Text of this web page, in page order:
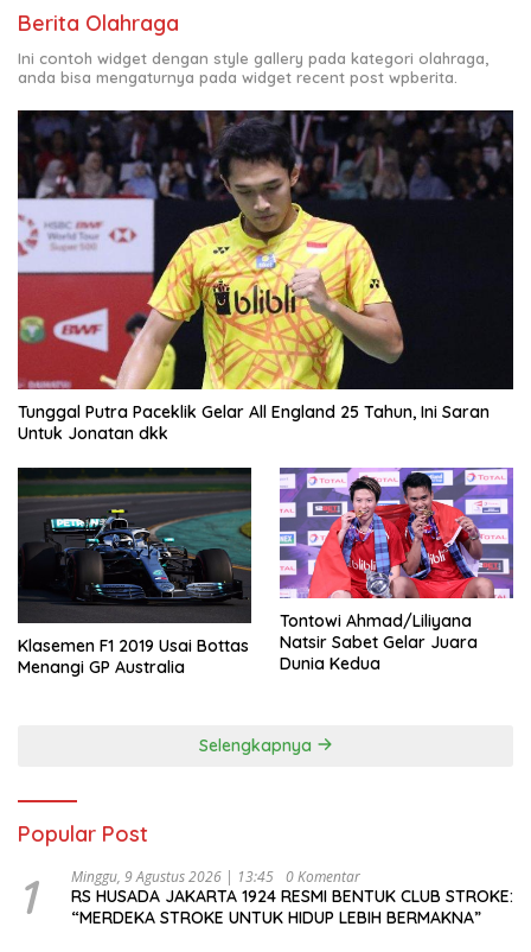
Berita Olahraga
Ini contoh widget dengan style gallery pada kategori olahraga,
anda bisa mengaturnya pada widget recent post wpberita.
Tunggal Putra Paceklik Gelar All England 25 Tahun, Ini Saran
Untuk Jonatan dkk
Klasemen F1 2019 Usai Bottas
Menangi GP Australia
Tontowi Ahmad/Liliyana
Natsir Sabet Gelar Juara
Dunia Kedua
Selengkapnya
Popular Post
1 Minggu, 9 Agustus 2026 | 13:45 0 Komentar
RS HUSADA JAKARTA 1924 RESMI BENTUK CLUB STROKE:
“MERDEKA STROKE UNTUK HIDUP LEBIH BERMAKNA”